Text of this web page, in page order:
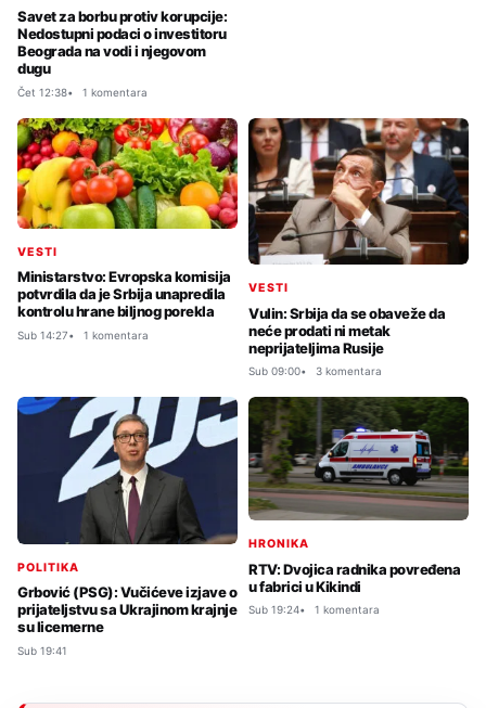
Savet za borbu protiv korupcije:
Nedostupni podaci o investitoru
Beograda na vodi i njegovom
dugu
Čet 12:38 1 komentara
VESTI
Ministarstvo: Evropska komisija
potvrdila da je Srbija unapredila
kontrolu hrane biljnog porekla
Sub 14:27 1 komentara
VESTI
Vulin: Srbija da se obaveže da
neće prodati ni metak
neprijateljima Rusije
Sub 09:00 3 komentara
POLITIKA
Grbović (PSG): Vučićeve izjave o
prijateljstvu sa Ukrajinom krajnje
su licemerne
Sub 19:41
HRONIKA
RTV: Dvojica radnika povređena
u fabrici u Kikindi
Sub 19:24 1 komentara